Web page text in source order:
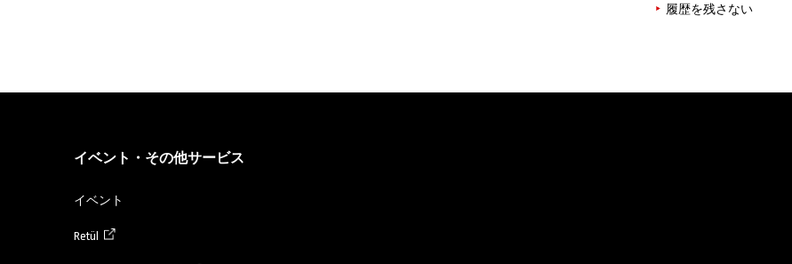
履歴を残さない
イベント・その他サービス
イベント
Retül